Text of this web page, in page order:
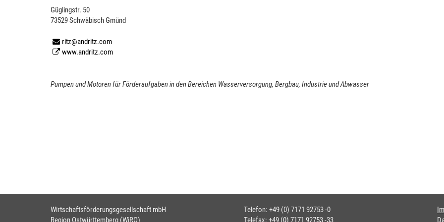
Güglingstr. 50
73529 Schwäbisch Gmünd
ritz@andritz.com
www.andritz.com
Pumpen und Motoren für Förderaufgaben in den Bereichen Wasserversorgung, Bergbau, Industrie und Abwasser
Wirtschaftsförderungsgesellschaft mbH
Region Ostwürttemberg (WiRO)
Telefon: +49 (0) 7171 92753 -0
Telefax: +49 (0) 7171 92753 -33